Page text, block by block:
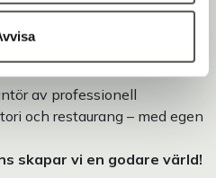
av professionell
och restaurang – med egen
skapar vi en godare värld!